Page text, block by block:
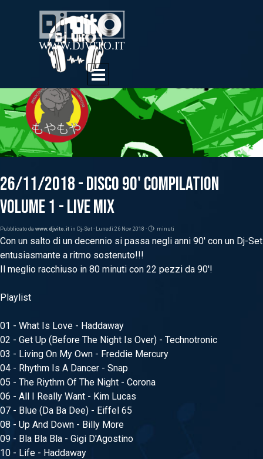
Salta menù
WWW.DJVITO.IT
26/11/2018 - Disco 90' Compilation
Volume 1 - Live Mix
Pubblicato da www.djvito.itin Dj-Set · Lunedì 26 Nov 2018 · minuti
Con un salto di un decennio si passa negli anni 90' con un Dj-Set
entusiasmante a ritmo sostenuto!!!
Il meglio racchiuso in 80 minuti con 22 pezzi da 90'!
Playlist
01 - What Is Love - Haddaway
02 - Get Up (Before The Night Is Over) - Technotronic
03 - Living On My Own - Freddie Mercury
04 - Rhythm Is A Dancer - Snap
05 - The Riythm Of The Night - Corona
06 - All I Really Want - Kim Lucas
07 - Blue (Da Ba Dee) - Eiffel 65
08 - Up And Down - Billy More
09 - Bla Bla Bla - Gigi D'Agostino
10 - Life - Haddaway